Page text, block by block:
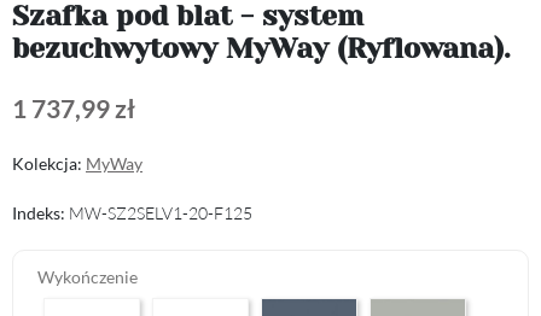
Szafka pod blat - system
bezuchwytowy MyWay (Ryflowana).
1 737,99 zł
Kolekcja: MyWay
Indeks: MW-SZ2SELV1-20-F125
Wykończenie